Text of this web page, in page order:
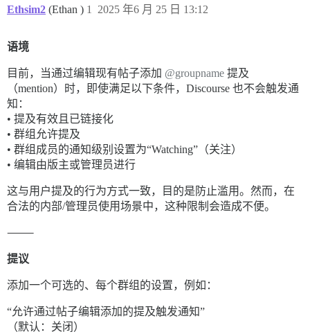
Ethsim2 (Ethan ) 2025 年6 月 25 日 13:12
1
语境
目前，当通过编辑现有帖子添加 @groupname 提及
（mention）时，即使满足以下条件，Discourse 也不会触发通
知：
• 提及有效且已链接化
• 群组允许提及
• 群组成员的通知级别设置为“Watching”（关注）
• 编辑由版主或管理员进行
这与用户提及的行为方式一致，目的是防止滥用。然而，在
合法的内部/管理员使用场景中，这种限制会造成不便。
⸻
提议
添加一个可选的、每个群组的设置，例如：
“允许通过帖子编辑添加的提及触发通知”
（默认：关闭）